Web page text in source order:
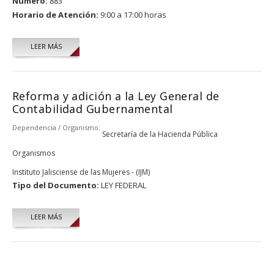
Horario de Atención: 9:00 a 17:00 horas
LEER MÁS
Reforma y adición a la Ley General de
Contabilidad Gubernamental
Dependencia / Organismo:
Secretaría de la Hacienda Pública
Organismos
Instituto Jalisciense de las Mujeres - (IJM)
Tipo del Documento: LEY FEDERAL
LEER MÁS